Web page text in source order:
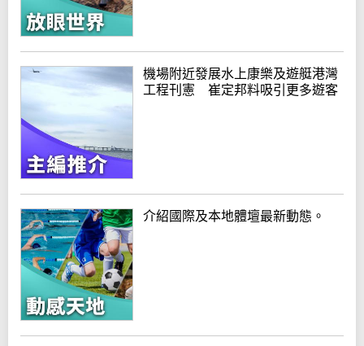
機場附近發展水上康樂及遊艇港灣
工程刊憲 崔定邦料吸引更多遊客
介紹國際及本地體壇最新動態。